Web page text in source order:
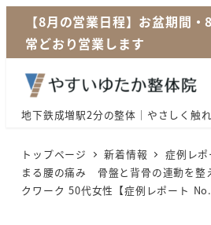
ン
【8月の営業日程】お盆期間
常どおり営業します
地下鉄成増駅2分の整体｜やさしく触
トップページ 新着情報 症例レポ
まる腰の痛み 骨盤と背骨の連動を整
クワーク 50代女性【症例レポート